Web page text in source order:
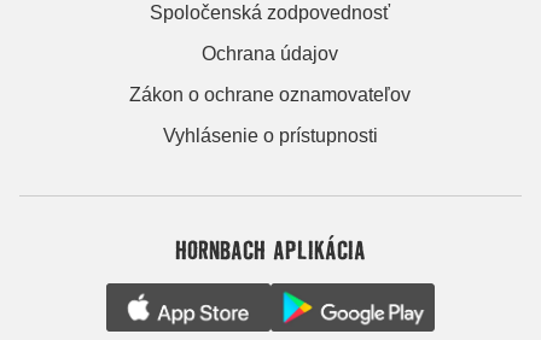
Spoločenská zodpovednosť
Ochrana údajov
Zákon o ochrane oznamovateľov
Vyhlásenie o prístupnosti
HORNBACH APLIKÁCIA